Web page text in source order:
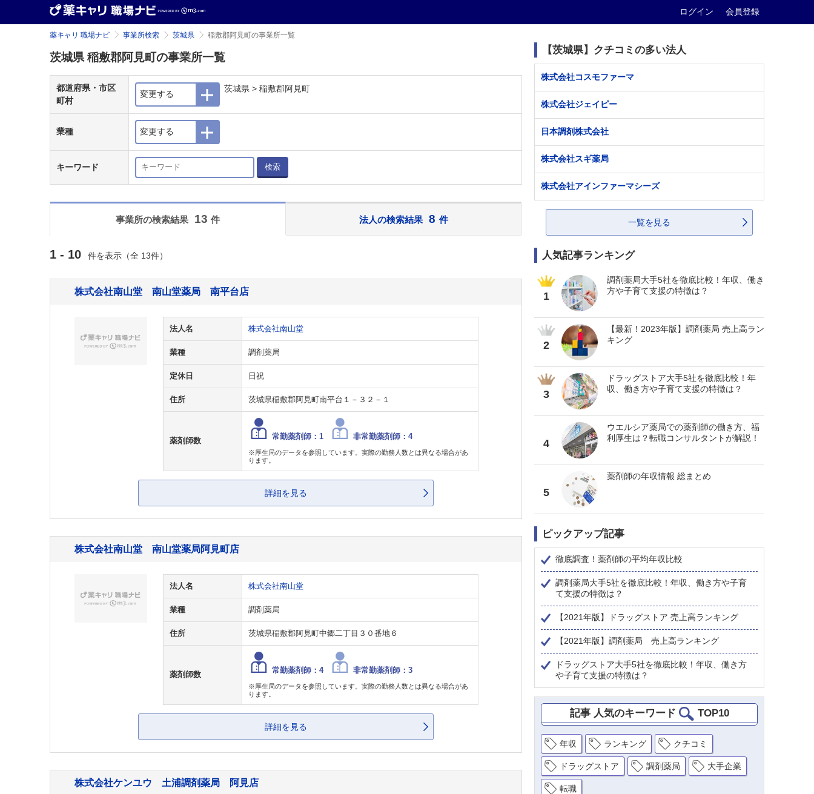
ログイン 会員登録
薬キャリ 職場ナビ 事業所検索 茨城県 稲敷郡阿見町の事業所一覧
茨城県 稲敷郡阿見町の事業所一覧
都道府県・市区
町村
変更する
茨城県 > 稲敷郡阿見町
業種 変更する
キーワード 検索
事業所の検索結果 13 件 法人の検索結果 8 件
1 - 10 件を表示（全 13件）
株式会社南山堂 南山堂薬局 南平台店
法人名 株式会社南山堂
業種 調剤薬局
定休日 日祝
住所 茨城県稲敷郡阿見町南平台１－３２－１
薬剤師数 常勤薬剤師：1 非常勤薬剤師：4
※厚生局のデータを参照しています。実際の勤務人数とは異なる場合があ
ります。
詳細を見る
株式会社南山堂 南山堂薬局阿見町店
法人名 株式会社南山堂
業種 調剤薬局
住所 茨城県稲敷郡阿見町中郷二丁目３０番地６
薬剤師数 常勤薬剤師：4 非常勤薬剤師：3
※厚生局のデータを参照しています。実際の勤務人数とは異なる場合があ
ります。
詳細を見る
株式会社ケンユウ 土浦調剤薬局 阿見店
【茨城県】クチコミの多い法人
株式会社コスモファーマ
株式会社ジェイピー
日本調剤株式会社
株式会社スギ薬局
株式会社アインファーマシーズ
一覧を見る
人気記事ランキング
1
調剤薬局大手5社を徹底比較！年収、働き
方や子育て支援の特徴は？
2
【最新！2023年版】調剤薬局 売上高ラン
キング
3
ドラッグストア大手5社を徹底比較！年
収、働き方や子育て支援の特徴は？
4
ウエルシア薬局での薬剤師の働き方、福
利厚生は？転職コンサルタントが解説！
5
薬剤師の年収情報 総まとめ
ピックアップ記事
徹底調査！薬剤師の平均年収比較
調剤薬局大手5社を徹底比較！年収、働き方や子育
て支援の特徴は？
【2021年版】ドラッグストア 売上高ランキング
【2021年版】調剤薬局 売上高ランキング
ドラッグストア大手5社を徹底比較！年収、働き方
や子育て支援の特徴は？
記事 人気のキーワード TOP10
年収 ランキング クチコミ
ドラッグストア 調剤薬局 大手企業
転職